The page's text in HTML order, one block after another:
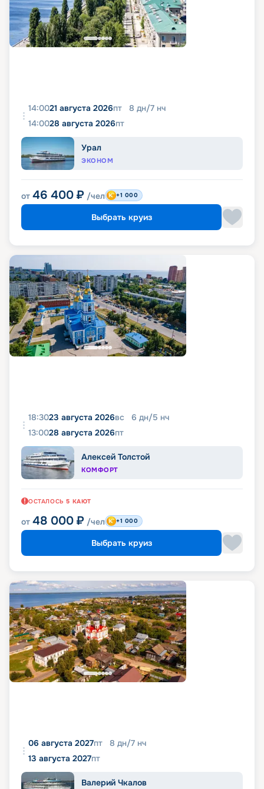
14:0021 августа 2026пт 8 дн/7 нч
14:0028 августа 2026пт
Урал
ЭКОНОМ
от 46 400 ₽ /чел +1 000
Выбрать круиз
18:3023 августа 2026вс 6 дн/5 нч
13:0028 августа 2026пт
Алексей Толстой
КОМФОРТ
ОСТАЛОСЬ 5 КАЮТ
от 48 000 ₽ /чел +1 000
Выбрать круиз
06 августа 2027пт 8 дн/7 нч
13 августа 2027пт
Валерий Чкалов